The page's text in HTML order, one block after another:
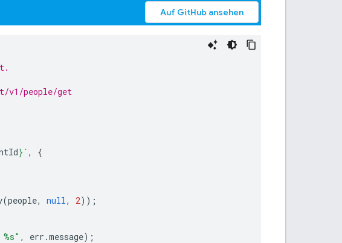
Auf GitHub ansehen
v1/people/get
} ` ,
{
(people, null, 2));
, err .message);